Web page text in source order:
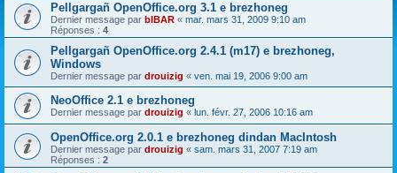
Pellgargañ OpenOffice.org 3.1 e brezhoneg
Dernier message par bIBAR « mar. mars 31, 2009 9:10 am
Réponses : 4
Pellgargañ OpenOffice.org 2.4.1 (m17) e brezhoneg,
Windows
Dernier message par drouizig « ven. mai 19, 2006 9:00 am
NeoOffice 2.1 e brezhoneg
Dernier message par drouizig « lun. févr. 27, 2006 10:16 am
OpenOffice.org 2.0.1 e brezhoneg dindan MacIntosh
Dernier message par drouizig « sam. mars 31, 2007 7:19 am
Réponses : 2